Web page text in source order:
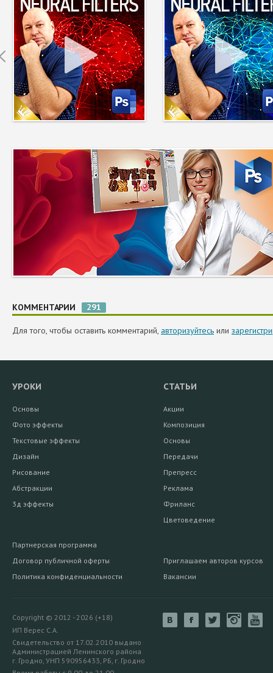
Prev
КОММЕНТАРИИ 291
Для того, чтобы оставить комментарий, авторизуйтесь или
УРОКИ
Основы
Фото эффекты
Текстовые эффекты
Дизайн
Рисование
Абстракции
3д эффекты
СТАТЬИ
Акции
Композиция
Основы
Передачи
Препресс
Реклама
Фриланс
Цветоведение
Партнерская программа
Договор публичной оферты
Политика конфиденциальности
Приглашаем авторов курсов
Вакансии
Copyright © 2012 - 2026 (+18)
ИП Верес С.А.
Свидетельство от 17.02.2010 выдано
Администрацией Ленинского района
г. Гродно, УНП 590956433, РБ, г. Гродно